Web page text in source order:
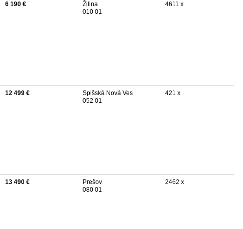
6 190 €
Žilina
010 01
4611 x
12 499 €
Spišská Nová Ves
052 01
421 x
13 490 €
Prešov
080 01
2462 x